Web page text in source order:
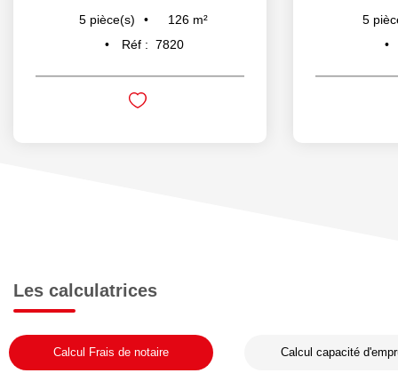
5 pièce(s) 126 m²
Réf : 7820
5
Les calculatrices
Calcul Frais de notaire Calcul capacité